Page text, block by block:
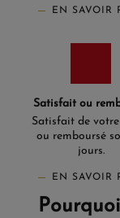
EN SAVOIR
Satisfait ou
Satisfait de
ou remboursé
jours.
EN SAVOIR